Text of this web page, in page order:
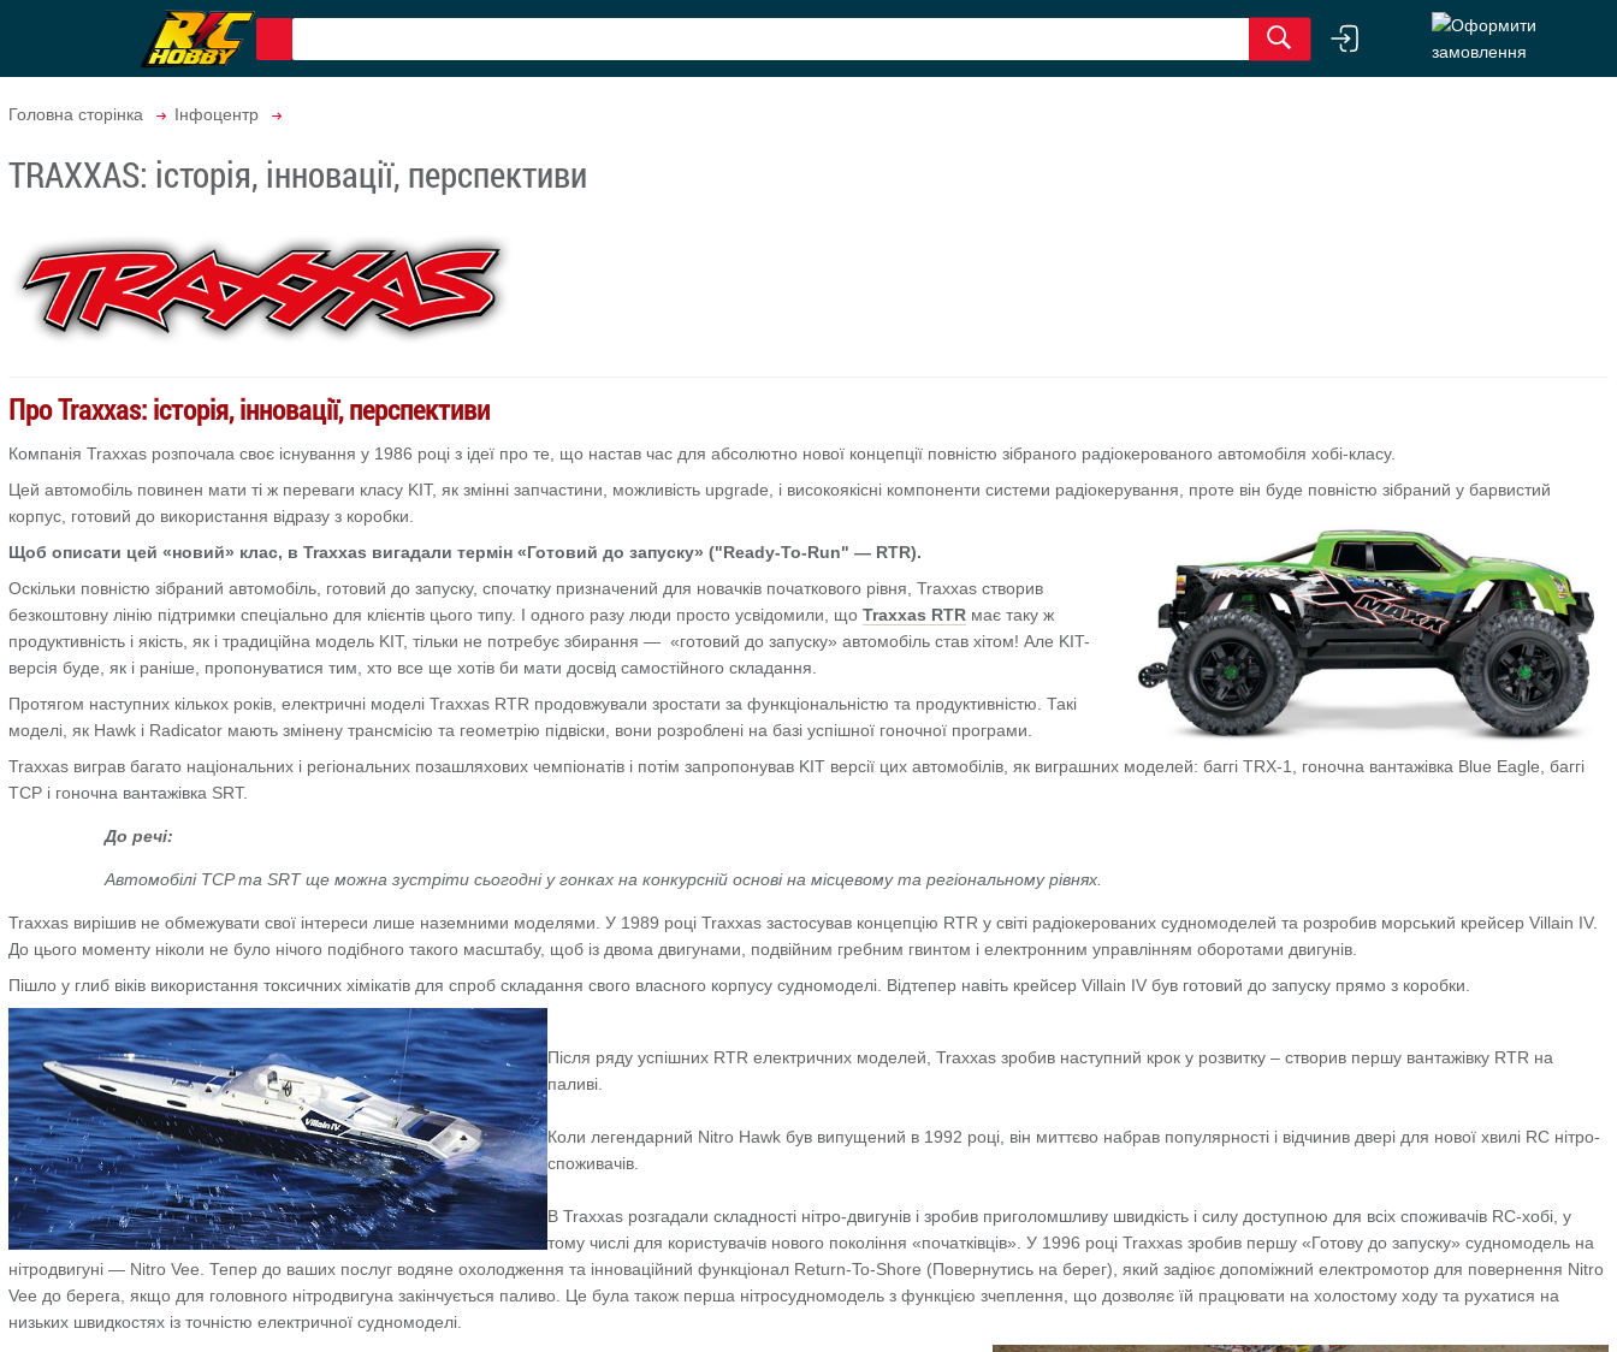
Головна сторінка Інфоцентр
TRAXXAS: історія, інновації, перспективи
Про Traxxas: історія, інновації, перспективи
Компанія Traxxas розпочала своє існування у 1986 році з ідеї про те, що настав час для абсолютно нової концепції повністю зібраного радіокерованого автомобіля хобі-класу.
Цей автомобіль повинен мати ті ж переваги класу KIT, як змінні запчастини, можливість upgrade, і високоякісні компоненти системи радіокерування, проте він буде повністю зібраний у барвистий
корпус, готовий до використання відразу з коробки.
Щоб описати цей «новий» клас, в Traxxas вигадали термін «Готовий до запуску» ("Ready-To-Run" — RTR).
Оскільки повністю зібраний автомобіль, готовий до запуску, спочатку призначений для новачків початкового рівня, Traxxas створив
безкоштовну лінію підтримки спеціально для клієнтів цього типу. І одного разу люди просто усвідомили, що Traxxas RTR має таку ж
продуктивність і якість, як і традиційна модель KIT, тільки не потребує збирання — «готовий до запуску» автомобіль став хітом! Але KIT-
версія буде, як і раніше, пропонуватися тим, хто все ще хотів би мати досвід самостійного складання.
Протягом наступних кількох років, електричні моделі Traxxas RTR продовжували зростати за функціональністю та продуктивністю. Такі
моделі, як Hawk і Radicator мають змінену трансмісію та геометрію підвіски, вони розроблені на базі успішної гоночної програми.
Traxxas виграв багато національних і регіональних позашляхових чемпіонатів і потім запропонував KIT версії цих автомобілів, як виграшних моделей: баггі TRX-1, гоночна вантажівка Blue Eagle, баггі
TCP і гоночна вантажівка SRT.
До речі:
Автомобілі TCP та SRT ще можна зустріти сьогодні у гонках на конкурсній основі на місцевому та регіональному рівнях.
Traxxas вирішив не обмежувати свої інтереси лише наземними моделями. У 1989 році Traxxas застосував концепцію RTR у світі радіокерованих судномоделей та розробив морський крейсер Villain IV.
До цього моменту ніколи не було нічого подібного такого масштабу, щоб із двома двигунами, подвійним гребним гвинтом і електронним управлінням оборотами двигунів.
Пішло у глиб віків використання токсичних хімікатів для спроб складання свого власного корпусу судномоделі. Відтепер навіть крейсер Villain IV був готовий до запуску прямо з коробки.
Після ряду успішних RTR електричних моделей, Traxxas зробив наступний крок у розвитку – створив першу вантажівку RTR на
паливі.
Коли легендарний Nitro Hawk був випущений в 1992 році, він миттєво набрав популярності і відчинив двері для нової хвилі RC нітро-
споживачів.
В Traxxas розгадали складності нітро-двигунів і зробив приголомшливу швидкість і силу доступною для всіх споживачів RC-хобі, у
тому числі для користувачів нового покоління «початківців». У 1996 році Traxxas зробив першу «Готову до запуску» судномодель на
нітродвигуні — Nitro Vee. Тепер до ваших послуг водяне охолодження та інноваційний функціонал Return-To-Shore (Повернутись на берег), який задіює допоміжний електромотор для повернення Nitro
Vee до берега, якщо для головного нітродвигуна закінчується паливо. Це була також перша нітросудномодель з функцією зчеплення, що дозволяє їй працювати на холостому ходу та рухатися на
низьких швидкостях із точністю електричної судномоделі.